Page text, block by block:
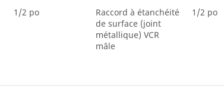
1/2 po
Raccord à étanchéité
de surface (joint
métallique) VCR
mâle
1/2 po